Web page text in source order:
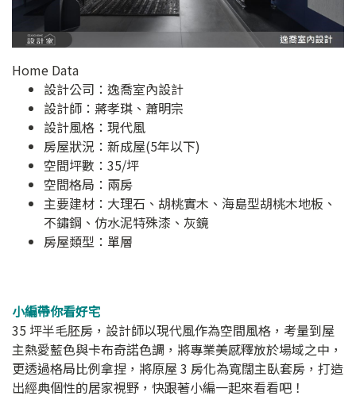
Home Data
設計公司： 逸喬室內設計
設計師：蔣孝琪、蕭明宗
設計風格：現代風
房屋狀況：新成屋(5年以下)
空間坪數：35/坪
空間格局：兩房
主要建材：大理石、胡桃實木、海島型胡桃木地板、
不鏽鋼、仿水泥特殊漆、灰鏡
房屋類型：單層
小編帶你看好宅
35 坪半毛胚房，設計師以現代風作為空間風格，考量到屋
主熱愛藍色與卡布奇諾色調，將專業美感釋放於場域之中，
更透過格局比例拿捏，將原屋 3 房化為寬闊主臥套房，打造
出經典個性的居家視野，快跟著小編一起來看看吧！